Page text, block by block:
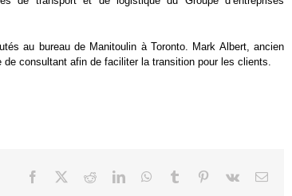
au bureau de Manitoulin à Toronto. Mark Albert, ancien
consultant afin de faciliter la transition pour les clients.
Facebook RedditLinkedInWhatsApp
Tumblr Pinterest
Vk Email